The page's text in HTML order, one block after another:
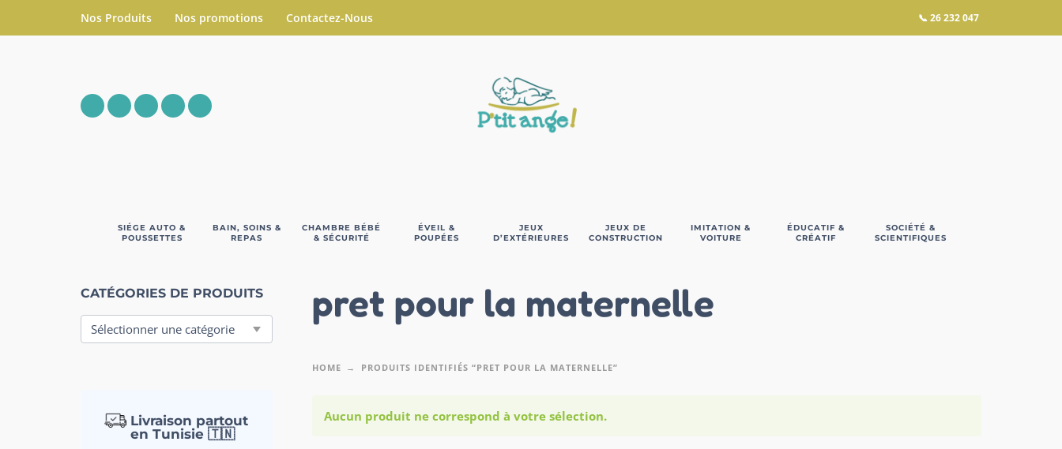
Nos Produits Nos promotions Contactez-Nous 📞 26 232 047
SIÉGE AUTO &
POUSSETTES
BAIN, SOINS &
REPAS
CHAMBRE BÉBÉ
& SÉCURITÉ
ÉVEIL &
POUPÉES
JEUX
D’EXTÉRIEURES
JEUX DE
CONSTRUCTION
IMITATION &
VOITURE
ÉDUCATIF &
CRÉATIF
SOCIÉTÉ &
SCIENTIFIQUES
CATÉGORIES DE PRODUITS
Livraison partout
en Tunisie 🇹🇳
pret pour la maternelle
HOME PRODUITS IDENTIFIÉS “PRET POUR LA MATERNELLE”
Aucun produit ne correspond à votre sélection.